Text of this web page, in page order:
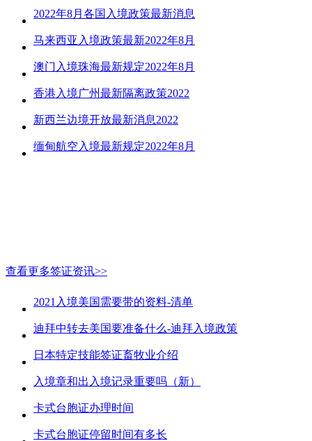
2022年8月各国入境政策最新消息
马来西亚入境政策最新2022年8月
澳门入境珠海最新规定2022年8月
香港入境广州最新隔离政策2022
新西兰边境开放最新消息2022
缅甸航空入境最新规定2022年8月
查看更多签证资讯>>
2021入境美国需要带的资料-清单
迪拜中转去美国要准备什么-迪拜入境政策
日本特定技能签证畜牧业介绍
入境章和出入境记录重要吗（新）
卡式台胞证办理时间
卡式台胞证停留时间有多长